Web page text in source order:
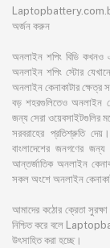
Laptopbattery.com.bd
অর্জন করুন
অনলাইন শপিং বিডি
অনলাইন শপিং স্টোর
অনলাইন কেনাকাটার ক্ষেত্র
বড় শহরগুলিতেও অনলাইন
জন্য সেরা ওয়েবসাইটগুলির
সরবরাহের প্রতিশ্রুতি
বাংলাদেশের জনগণের জন্য
আন্তর্জাতিক অনলাইন
সকল অংশে অনলাইন
আমাদের কঠোর ক্রেতা
নিশ্চিত করে বলে
উৎসাহিত করা হচ্ছে।